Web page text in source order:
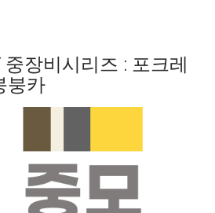
중장비시리즈 : 포크레
붕카